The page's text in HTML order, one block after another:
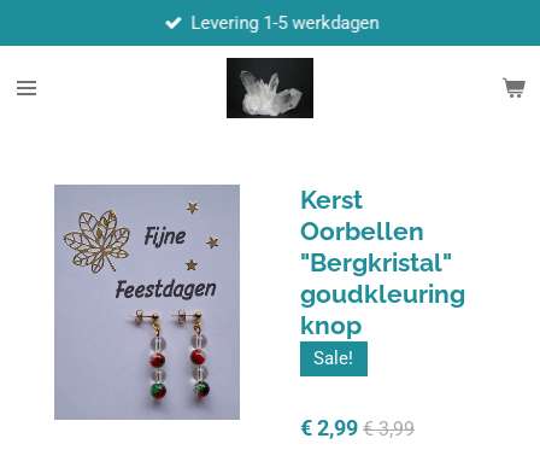
direct
naar
Levering 1-5 werkdagen
Kerst
Oorbellen
"Bergkristal"
goudkleuring
knop
Sale!
€ 2,99 € 3,99